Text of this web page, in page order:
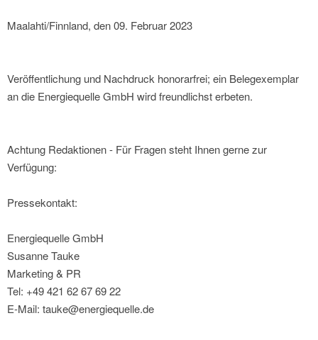
Maalahti/Finnland, den 09. Februar 2023
Veröffentlichung und Nachdruck honorarfrei; ein Belegexemplar
an die Energiequelle GmbH wird freundlichst erbeten.
Achtung Redaktionen - Für Fragen steht Ihnen gerne zur
Verfügung:
Pressekontakt:
Energiequelle GmbH
Susanne Tauke
Marketing & PR
Tel: +49 421 62 67 69 22
E-Mail: tauke@energiequelle.de